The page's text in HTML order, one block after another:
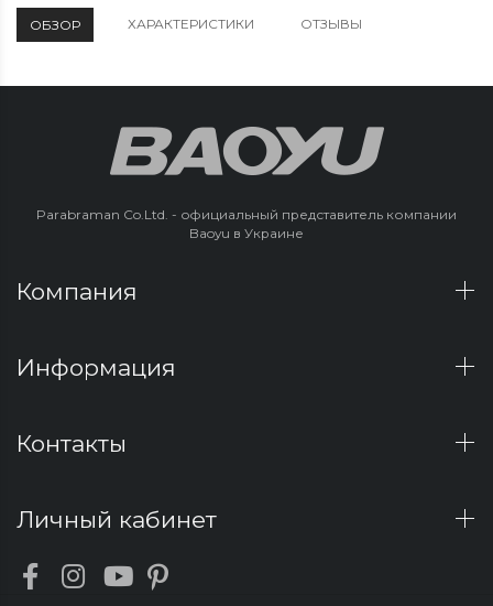
ОБЗОР ХАРАКТЕРИСТИКИ ОТЗЫВЫ
Parabraman Co.Ltd. - официальный представитель компании
Baoyu в Украине
Компания
Информация
Контакты
Личный кабинет